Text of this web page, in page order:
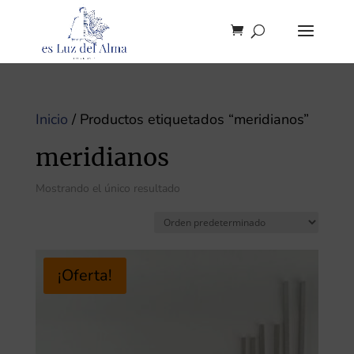
Inicio / Productos etiquetados “meridianos”
meridianos
Mostrando el único resultado
¡Oferta!